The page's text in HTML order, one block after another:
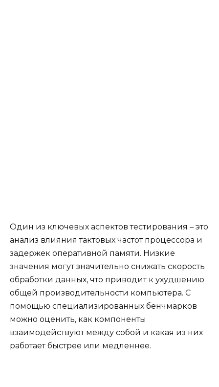
Один из ключевых аспектов тестирования – это
анализ влияния тактовых частот процессора и
задержек оперативной памяти. Низкие
значения могут значительно снижать скорость
обработки данных, что приводит к ухудшению
общей производительности компьютера. С
помощью специализированных бенчмарков
можно оценить, как компоненты
взаимодействуют между собой и какая из них
работает быстрее или медленнее.